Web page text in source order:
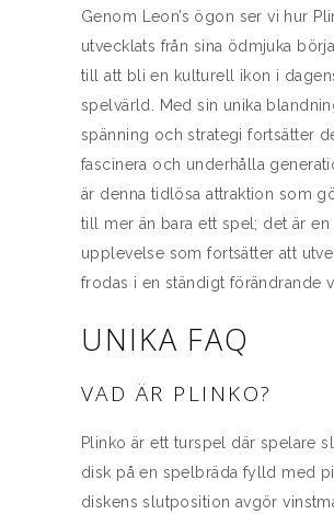
Genom Leon’s ögon ser vi hur
utvecklats från sina ödmjuka
till att bli en kulturell ikon i
spelvärld. Med sin unika
spänning och strategi fortsätter
fascinera och underhålla
är denna tidlösa attraktion som
till mer än bara ett spel; det är en
upplevelse som fortsätter att
frodas i en ständigt förändrande
UNIKA FAQ
VAD ÄR PLINKO?
Plinko är ett turspel där spelare
disk på en spelbräda fylld med
diskens slutposition avgör